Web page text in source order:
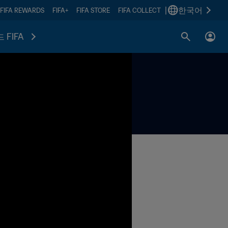
FIFA REWARDS FIFA+ FIFA STORE FIFA COLLECT 한국어
FIFA